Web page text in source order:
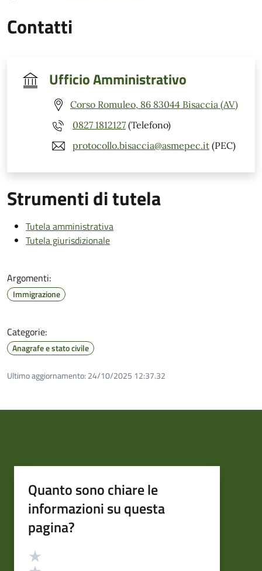
Contatti
Ufficio Amministrativo
Corso Romuleo, 86 83044 Bisaccia (AV)
0827 1812127 (Telefono)
protocollo.bisaccia@asmepec.it (PEC)
Strumenti di tutela
Tutela amministrativa
Tutela giurisdizionale
Argomenti:
Immigrazione
Categorie:
Anagrafe e stato civile
Ultimo aggiornamento: 24/10/2025 12:37.32
Quanto sono chiare le
informazioni su questa
pagina?
Valutazione